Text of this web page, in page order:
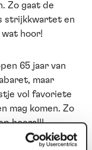
Zo gaat de
strijkkwartet en
wat hoor!
65 jaar van
maar
vol favoriete
mag komen. Zo
hoera!!!